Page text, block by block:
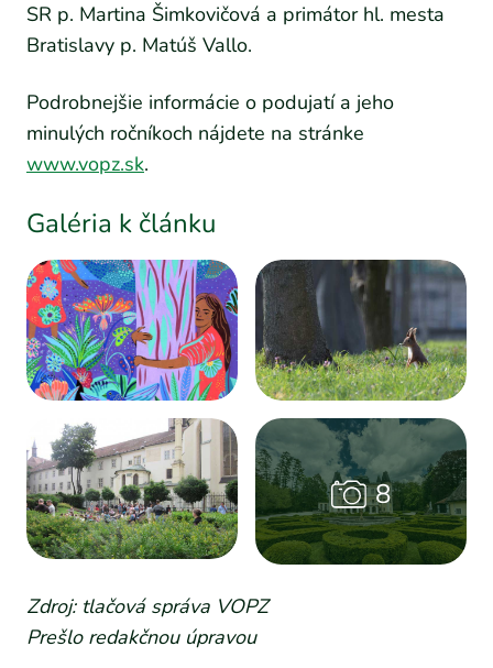
SR p. Martina Šimkovičová a primátor hl. mesta
Bratislavy p. Matúš Vallo.
Podrobnejšie informácie o podujatí a jeho
minulých ročníkoch nájdete na stránke
www.vopz.sk.
Galéria k článku
Zdroj: tlačová správa VOPZ
Prešlo redakčnou úpravou